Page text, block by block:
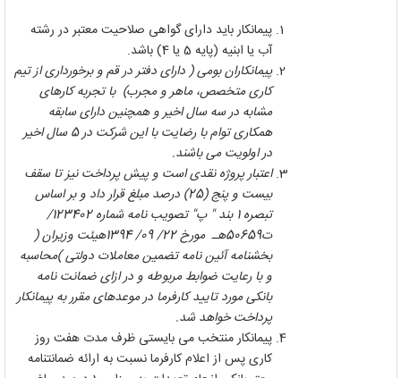
پیمانکار باید دارای گواهی صلاحیت معتبر در رشته
آب یا ابنیه (پایه 5 یا 4) باشد.
پیمانکاران بومی ( دارای دفتر در قم و برخورداری از تیم
کاری متخصص، ماهر و مجرب) با تجربه کارهای
مشابه در سه سال اخیر و همچنین دارای سابقه
همکاری توام با رضایت با این شرکت در 5 سال اخیر
در اولویت می باشند.
اعتبار پروژه نقدی است و پیش پرداخت نیز تا سقف
بیست و پنج (25) درصد مبلغ قرار داد و بر اساس
تبصره 1 بند " پ" تصویب نامه شماره 123402/
ت50659هـ مورخ 22/ 09/ 1394هیئت وزیران (
بخشنامه آئین نامه تضمین معاملات دولتی )محاسبه
و با رعایت ضوابط مربوطه و در ازای ضمانت نامه
بانکی مورد تایید کارفرما در موعدهای مقرر به پیمانکار
پرداخت خواهد شد.
پیمانکار منتخب می بایستی ظرف مدت هفت روز
کاری پس از اعلام کارفرما نسبت به ارائه ضمانتنامه